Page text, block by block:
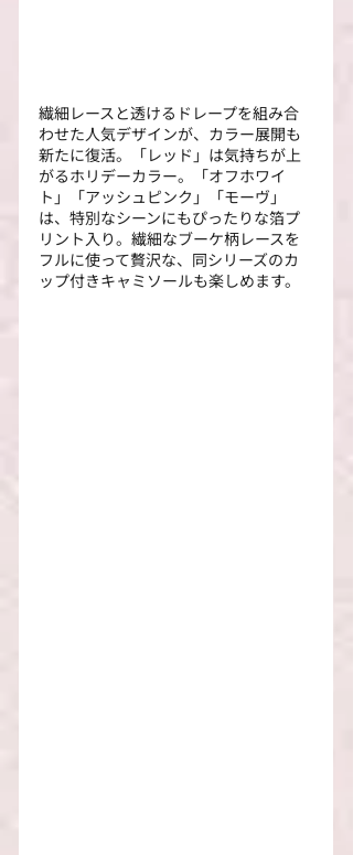
繊細レースと透けるドレープを組み合
わせた人気デザインが、カラー展開も
新たに復活。「レッド」は気持ちが上
がるホリデーカラー。「オフホワイ
ト」「アッシュピンク」「モーヴ」
は、特別なシーンにもぴったりな箔プ
リント入り。繊細なブーケ柄レースを
フルに使って贅沢な、同シリーズのカ
ップ付きキャミソールも楽しめます。